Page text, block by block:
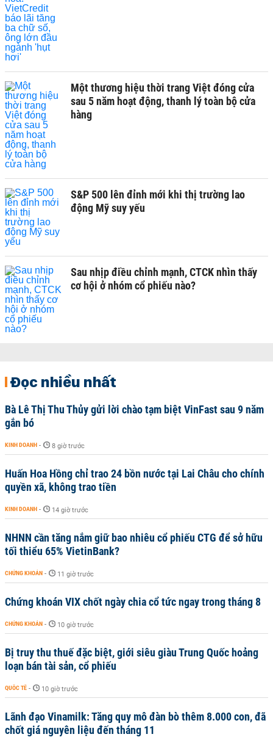
Một thương hiệu thời trang Việt đóng cửa
sau 5 năm hoạt động, thanh lý toàn bộ cửa
hàng
S&P 500 lên đỉnh mới khi thị trường lao
động Mỹ suy yếu
Sau nhịp điều chỉnh mạnh, CTCK nhìn thấy
cơ hội ở nhóm cổ phiếu nào?
Đọc nhiều nhất
Bà Lê Thị Thu Thủy gửi lời chào tạm biệt VinFast sau 9 năm
gắn bó
KINH DOANH - 8 giờ trước
Huấn Hoa Hồng chỉ trao 24 bồn nước tại Lai Châu cho chính
quyền xã, không trao tiền
KINH DOANH - 14 giờ trước
NHNN cần tăng nắm giữ bao nhiêu cổ phiếu CTG để sở hữu
tối thiểu 65% VietinBank?
CHỨNG KHOÁN - 11 giờ trước
Chứng khoán VIX chốt ngày chia cổ tức ngay trong tháng 8
CHỨNG KHOÁN - 10 giờ trước
Bị truy thu thuế đặc biệt, giới siêu giàu Trung Quốc hoảng
loạn bán tài sản, cổ phiếu
QUỐC TẾ - 10 giờ trước
Lãnh đạo Vinamilk: Tăng quy mô đàn bò thêm 8.000 con, đã
chốt giá nguyên liệu đến tháng 11